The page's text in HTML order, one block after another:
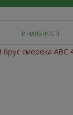
В НАЯВНОСТІ